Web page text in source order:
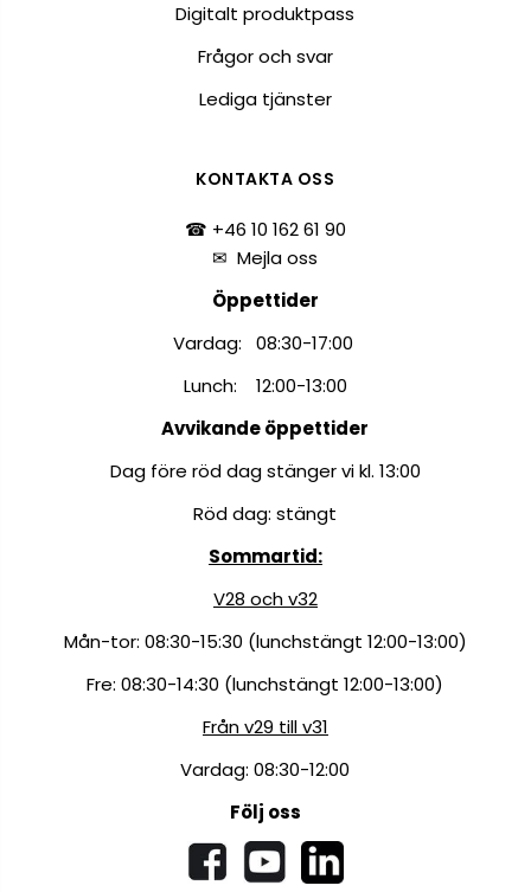
Digitalt produktpass
Frågor och svar
Lediga tjänster
KONTAKTA OSS
☎ +46 10 162 61 90
✉Mejla oss
Öppettider
Vardag: 08:30-17:00
Lunch: 12:00-13:00
Avvikande öppettider
Dag före röd dag stänger vi kl. 13:00
Röd dag: stängt
Sommartid:
V28 och v32
Mån-tor: 08:30-15:30 (lunchstängt 12:00-13:00)
Fre: 08:30-14:30 (lunchstängt 12:00-13:00)
Från v29 till v31
Vardag: 08:30-12:00
Följ oss